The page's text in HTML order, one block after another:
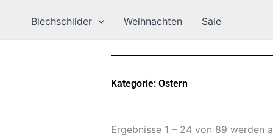
Blechschilder Weihnachten Sale
Kategorie: Ostern
Ergebnisse 1 – 24 von 89 werden